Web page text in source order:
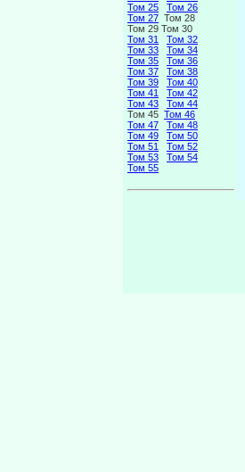
Том 25
Том 26
Том 27 Том 28
Том 29 Том 30
Том 31
Том 32
Том 33
Том 34
Том 35
Том 36
Том 37
Том 38
Том 39
Том 40
Том 41
Том 42
Том 43
Том 44
Том 45 Том 46
Том 47
Том 48
Том 49
Том 50
Том 51
Том 52
Том 53
Том 54
Том 55